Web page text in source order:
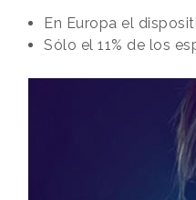
En Europa el
Sólo el 11% de los